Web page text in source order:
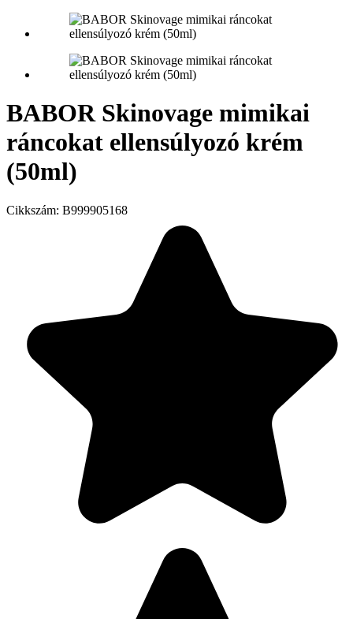
BABOR Skinovage mimikai
ráncokat ellensúlyozó krém
(50ml)
Cikkszám: B999905168